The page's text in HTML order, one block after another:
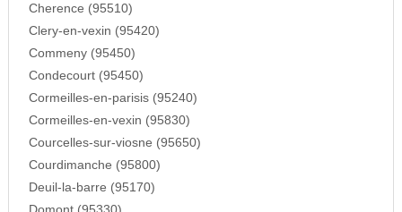
Cherence (95510)
Clery-en-vexin (95420)
Commeny (95450)
Condecourt (95450)
Cormeilles-en-parisis (95240)
Cormeilles-en-vexin (95830)
Courcelles-sur-viosne (95650)
Courdimanche (95800)
Deuil-la-barre (95170)